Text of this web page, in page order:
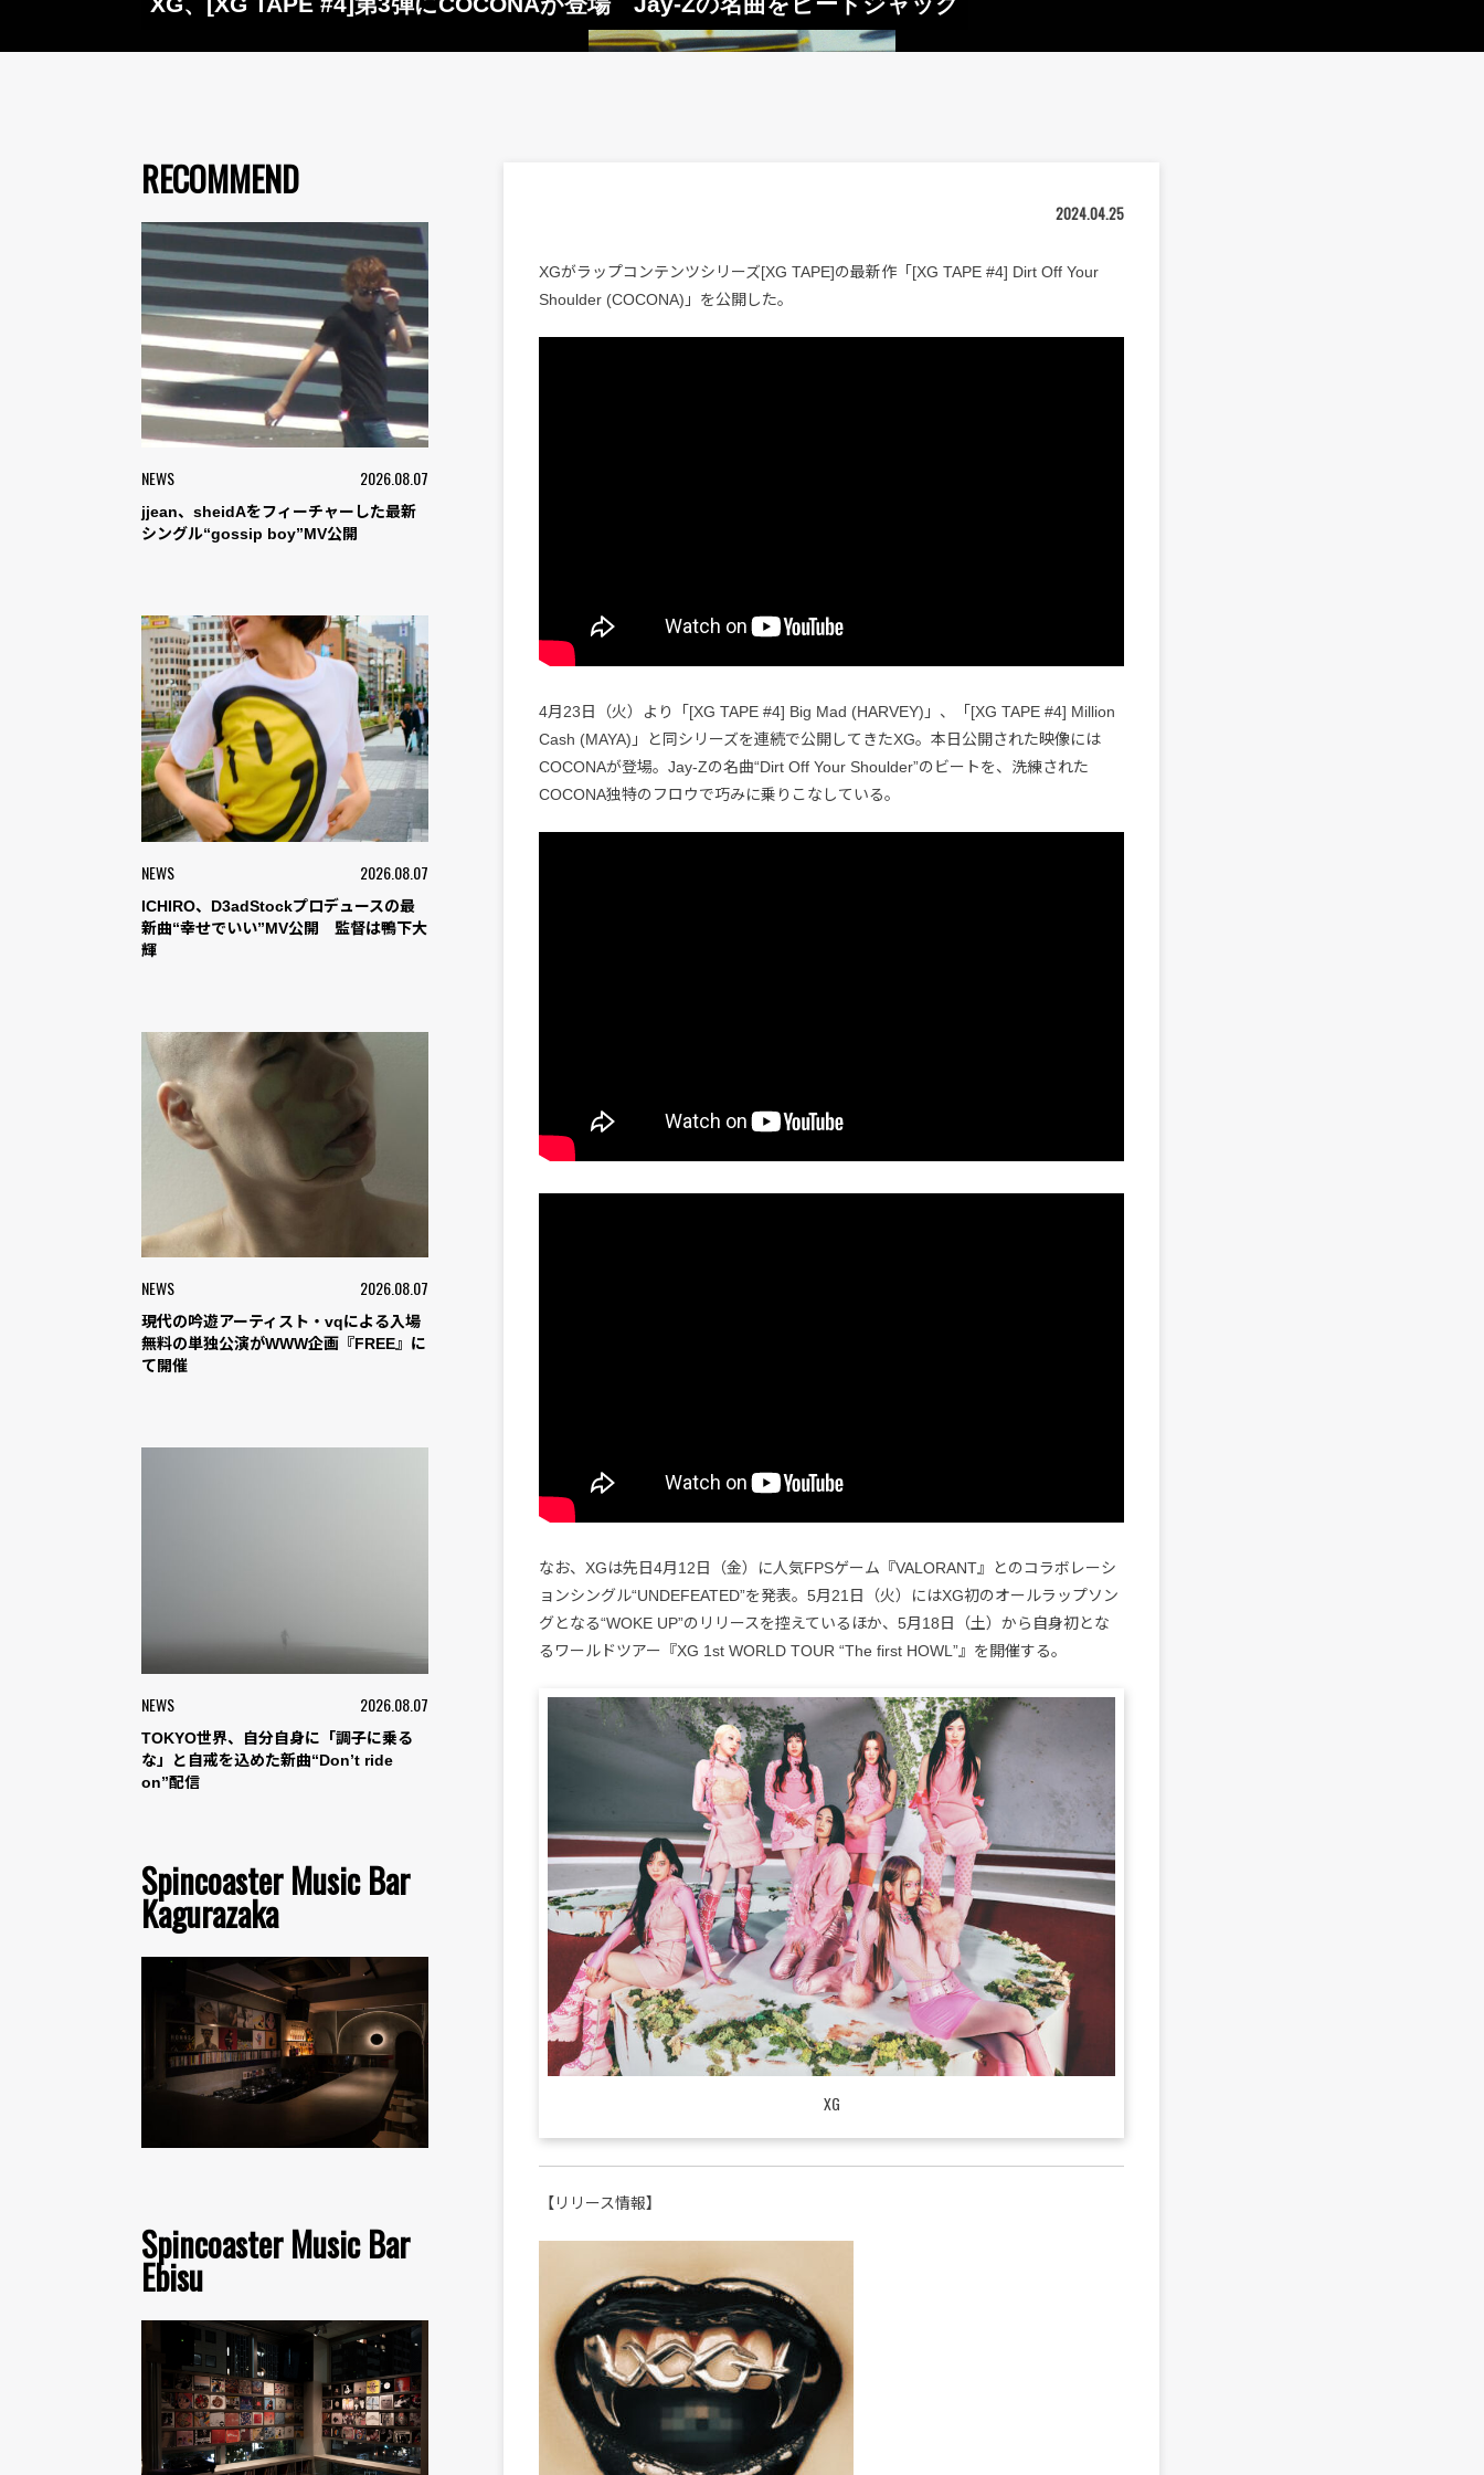
RECOMMEND
NEWS 2026.08.07
jjean、sheidAをフィーチャーした最新
シングル“gossip boy”MV公開
NEWS 2026.08.07
ICHIRO、D3adStockプロデュースの最
新曲“幸せでいい”MV公開 監督は鴨下大
輝
NEWS 2026.08.07
現代の吟遊アーティスト・vqによる入場
無料の単独公演がWWW企画『FREE』に
て開催
NEWS 2026.08.07
TOKYO世界、自分自身に「調子に乗る
な」と自戒を込めた新曲“Don’t ride
on”配信
Spincoaster Music Bar
Kagurazaka
Spincoaster Music Bar
Ebisu
2024.04.25
XGがラップコンテンツシリーズ[XG TAPE]の最新作「[XG TAPE #4] Dirt Off Your
Shoulder (COCONA)」を公開した。
4月23日（火）より「[XG TAPE #4] Big Mad (HARVEY)」、「[XG TAPE #4] Million
Cash (MAYA)」と同シリーズを連続で公開してきたXG。本日公開された映像には
COCONAが登場。Jay-Zの名曲“Dirt Off Your Shoulder”のビートを、洗練された
COCONA独特のフロウで巧みに乗りこなしている。
なお、XGは先日4月12日（金）に人気FPSゲーム『VALORANT』とのコラボレーシ
ョンシングル“UNDEFEATED”を発表。5月21日（火）にはXG初のオールラップソン
グとなる“WOKE UP”のリリースを控えているほか、5月18日（土）から自身初とな
るワールドツアー『XG 1st WORLD TOUR “The first HOWL”』を開催する。
XG
【リリース情報】